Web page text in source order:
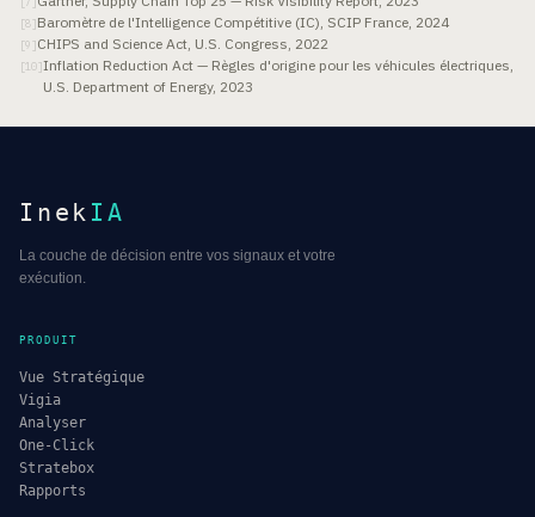
[8]Baromètre de l'Intelligence Compétitive (IC), SCIP France, 2024
[9 ]CHIPS and Science Act, U.S. Congress, 2022
[10]Inflation Reduction Act — Règles d'origine pour les véhicules électriques,
U.S. Department of Energy, 2023
Inek IA
La couche de décision entre vos signaux et votre
exécution.
PRODUIT
Vue Stratégique
Vigia
Analyser
One-Click
Stratebox
Rapports